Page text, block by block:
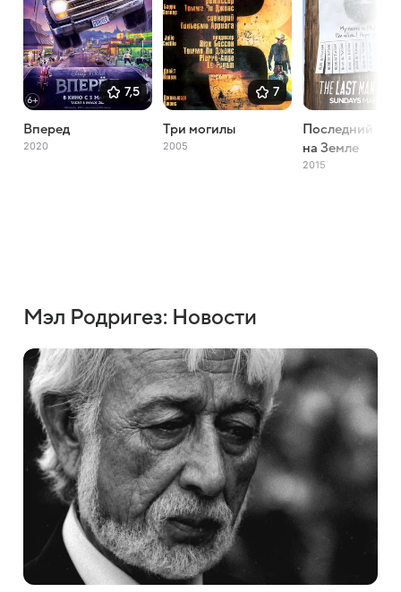
7,5
Вперед
2020
7
Три могилы
2005
Последний
на Земле
2015
Мэл Родригез: Новости